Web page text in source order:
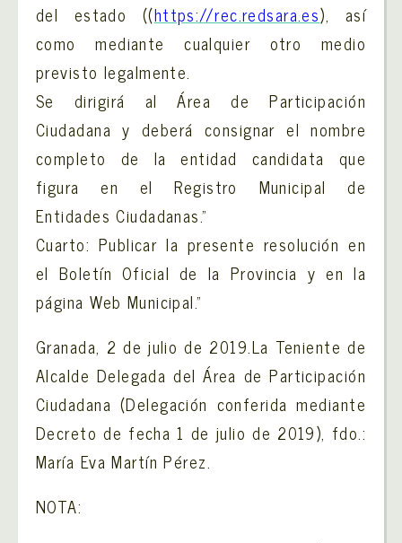
del estado ((https://rec.redsara.es), así
como mediante cualquier otro medio
previsto legalmente.
Se dirigirá al Área de Participación
Ciudadana y deberá consignar el nombre
completo de la entidad candidata que
figura en el Registro Municipal de
Entidades Ciudadanas.”
Cuarto: Publicar la presente resolución en
el Boletín Oficial de la Provincia y en la
página Web Municipal.”
Granada, 2 de julio de 2019.La Teniente de
Alcalde Delegada del Área de Participación
Ciudadana (Delegación conferida mediante
Decreto de fecha 1 de julio de 2019), fdo.:
María Eva Martín Pérez.
NOTA: